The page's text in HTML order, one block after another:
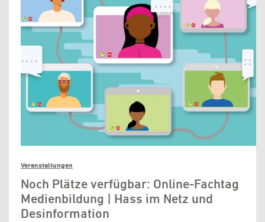
Veranstaltungen
Noch Plätze verfügbar: Online-Fachtag
Medienbildung | Hass im Netz und
Desinformation